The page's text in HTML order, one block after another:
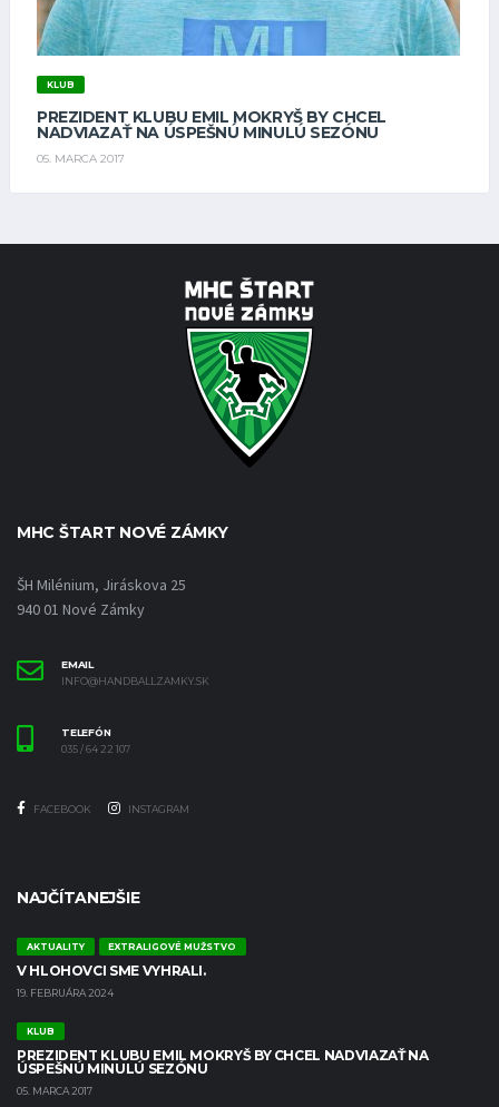
KLUB
PREZIDENT KLUBU EMIL MOKRYŠ BY CHCEL
NADVIAZAŤ NA ÚSPEŠNÚ MINULÚ SEZÓNU
05. MARCA 2017
MHC ŠTART NOVÉ ZÁMKY
ŠH Milénium, Jiráskova 25
940 01 Nové Zámky
EMAIL
INFO@HANDBALLZAMKY.SK
TELEFÓN
035 / 64 22 107
FACEBOOK INSTAGRAM
NAJČÍTANEJŠIE
AKTUALITY EXTRALIGOVÉ MUŽSTVO
V HLOHOVCI SME VYHRALI.
19. FEBRUÁRA 2024
KLUB
PREZIDENT KLUBU EMIL MOKRYŠ BY CHCEL NADVIAZAŤ NA
ÚSPEŠNÚ MINULÚ SEZÓNU
05. MARCA 2017